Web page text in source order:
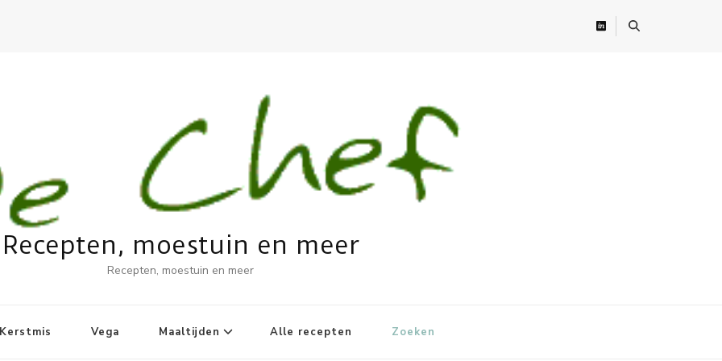
Recepten, moestuin en meer
Recepten, moestuin en meer
Vega Maaltijden Alle recepten Zoeken